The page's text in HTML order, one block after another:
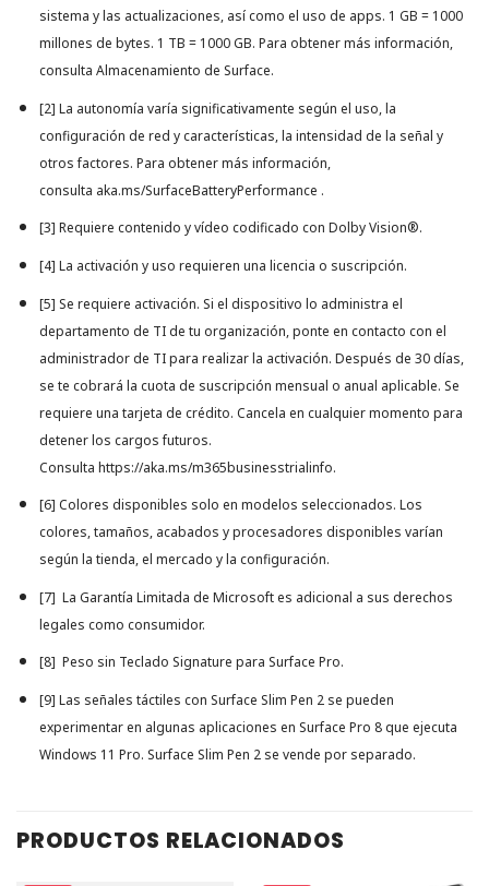
sistema y las actualizaciones, así como el uso de apps. 1 GB = 1000
millones de bytes. 1 TB = 1000 GB. Para obtener más información,
consulta Almacenamiento de Surface.
[2] La autonomía varía significativamente según el uso, la
configuración de red y características, la intensidad de la señal y
otros factores. Para obtener más información,
consulta aka.ms/SurfaceBatteryPerformance .
[3] Requiere contenido y vídeo codificado con Dolby Vision®.
[4] La activación y uso requieren una licencia o suscripción.
[5] Se requiere activación. Si el dispositivo lo administra el
departamento de TI de tu organización, ponte en contacto con el
administrador de TI para realizar la activación. Después de 30 días,
se te cobrará la cuota de suscripción mensual o anual aplicable. Se
requiere una tarjeta de crédito. Cancela en cualquier momento para
detener los cargos futuros.
Consulta https://aka.ms/m365businesstrialinfo.
[6] Colores disponibles solo en modelos seleccionados. Los
colores, tamaños, acabados y procesadores disponibles varían
según la tienda, el mercado y la configuración.
[7] La Garantía Limitada de Microsoft es adicional a sus derechos
legales como consumidor.
[8] Peso sin Teclado Signature para Surface Pro.
[9] Las señales táctiles con Surface Slim Pen 2 se pueden
experimentar en algunas aplicaciones en Surface Pro 8 que ejecuta
Windows 11 Pro. Surface Slim Pen 2 se vende por separado.
PRODUCTOS RELACIONADOS